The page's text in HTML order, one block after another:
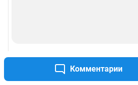
Комментарии